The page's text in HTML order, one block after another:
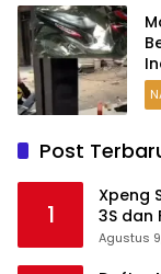
Post
1
Xpeng
3S dan
Agustus